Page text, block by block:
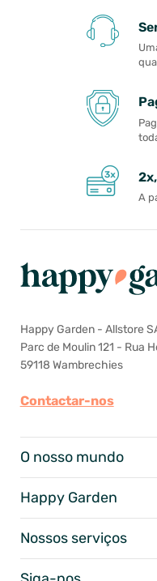
A
Happy Garden - Allstore
Parc de Moulin 121 - Rua
59118 Wambrechies
Contactar-nos
O nosso mundo
Happy Garden
Nossos serviços